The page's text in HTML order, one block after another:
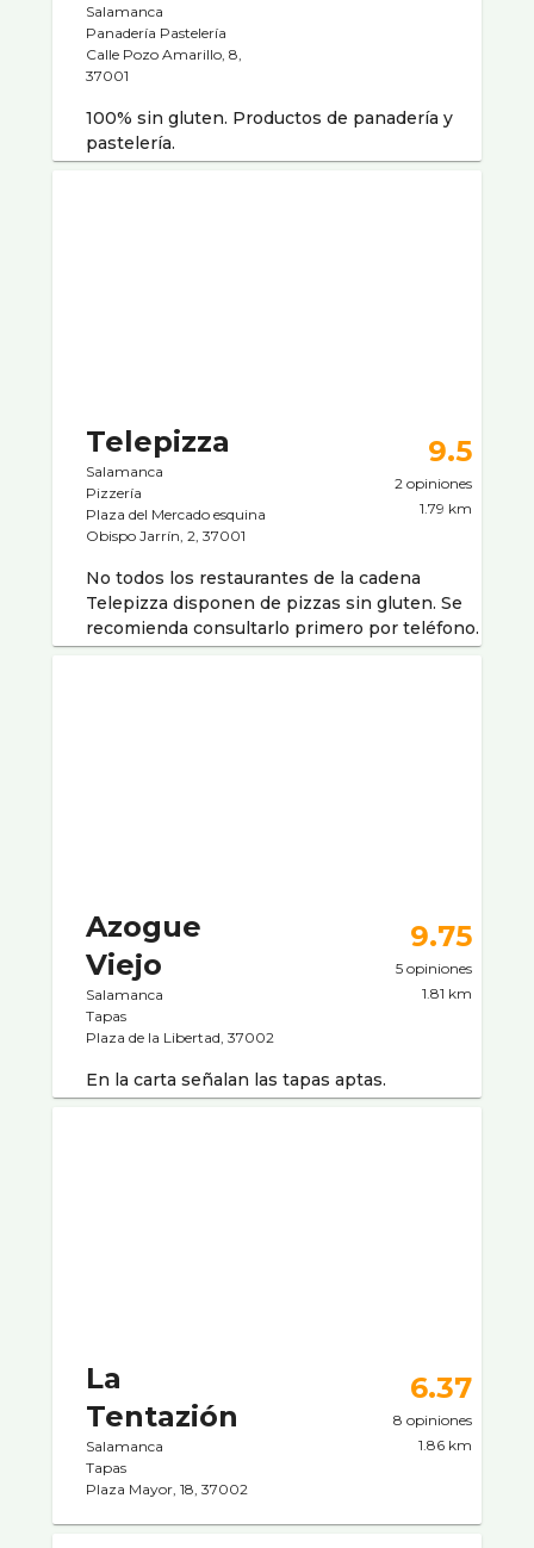
Salamanca
Panaderí­a Pastelerí­a
Calle Pozo Amarillo, 8,
37001
100% sin gluten. Productos de panadería y
pastelería.
Telepizza
Salamanca
Pizzerí­a
Plaza del Mercado esquina
Obispo Jarrí­n, 2, 37001
9.5
2 opiniones
1.79 km
No todos los restaurantes de la cadena
Telepizza disponen de pizzas sin gluten. Se
recomienda consultarlo primero por teléfono.
Azogue
Viejo
Salamanca
Tapas
Plaza de la Libertad, 37002
9.75
5 opiniones
1.81 km
En la carta señalan las tapas aptas.
La
Tentazión
Salamanca
Tapas
Plaza Mayor, 18, 37002
6.37
8 opiniones
1.86 km